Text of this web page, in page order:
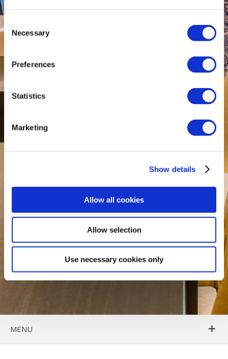
Selection
Necessary
Preferences
Statistics
Marketing
Show details
Allow all cookies
Allow selection
Use necessary cookies only
MENU